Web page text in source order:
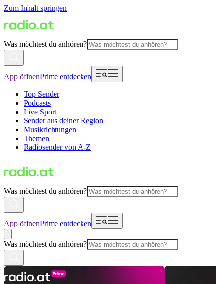
Zum Inhalt springen
Was möchtest du anhören?
App öffnenPrime entdecken
Top Sender
Podcasts
Live Sport
Sender aus deiner Region
Musikrichtungen
Themen
Radiosender von A-Z
Was möchtest du anhören?
App öffnenPrime entdecken
Was möchtest du anhören?